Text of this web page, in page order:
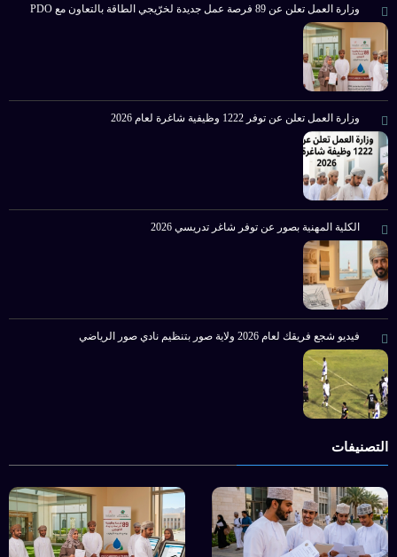
وزارة العمل تعلن عن 89 فرصة عمل جديدة لخرّيجي الطاقة بالتعاون مع PDO
وزارة العمل تعلن عن توفر 1222 وظيفية شاغرة لعام 2026
الكلية المهنية بصور عن توفر شاغر تدريسي 2026
فيديو شجع فريقك لعام 2026 ولاية صور بتنظيم نادي صور الرياضي
التصنيفات